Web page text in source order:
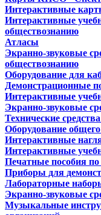
Интерактивные
Интерактивные
обществознанию
Атласы
Экранно-звуковые
обществознанию
Оборудование для
Демонстрационные
Интерактивные
Экранно-звуковые
Технические
Оборудование
Интерактивные
Интерактивные
Печатные пособия
Приборы для
Лабораторные
Экранно-звуковые
Музыкальные